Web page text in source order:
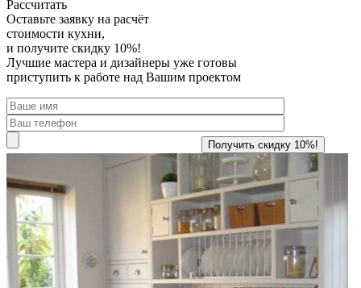
Рассчитать
Оставьте заявку на расчёт
стоимости кухни,
и получите скидку 10%!
Лучшие мастера и дизайнеры уже готовы
приступить к работе над Вашим проектом